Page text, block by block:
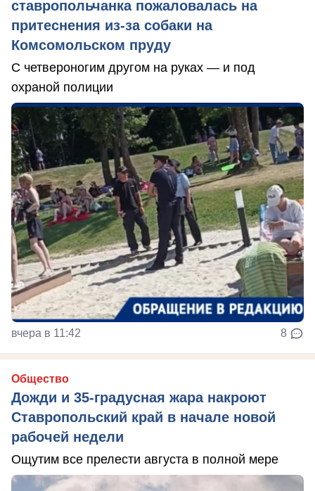
ставропольчанка пожаловалась на
притеснения из-за собаки на
Комсомольском пруду
С четвероногим другом на руках — и под
охраной полиции
вчера в 11:42 8
Общество
Дожди и 35-градусная жара накроют
Ставропольский край в начале новой
рабочей недели
Ощутим все прелести августа в полной мере